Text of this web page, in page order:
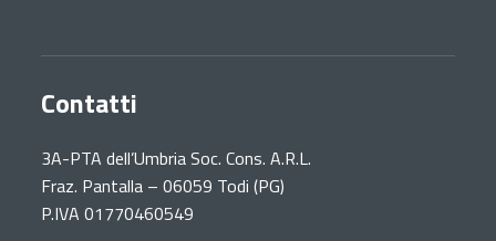
Contatti
3A-PTA dell’Umbria Soc. Cons. A.R.L.
Fraz. Pantalla – 06059 Todi (PG)
P.IVA 01770460549